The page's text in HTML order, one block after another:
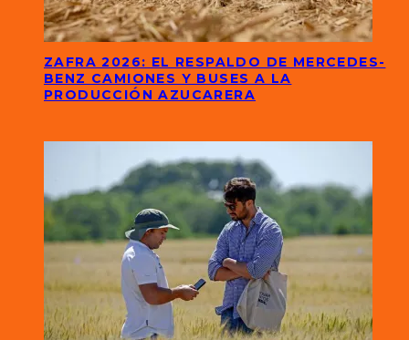
ZAFRA 2026: EL RESPALDO DE MERCEDES-
BENZ CAMIONES Y BUSES A LA
PRODUCCIÓN AZUCARERA